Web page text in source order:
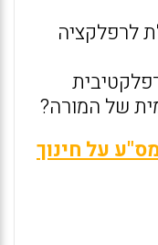
לרפלקציה
של המורה?
על חינוך